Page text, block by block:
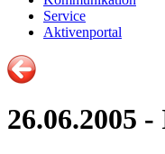
Service
Aktivenportal
26.06.2005